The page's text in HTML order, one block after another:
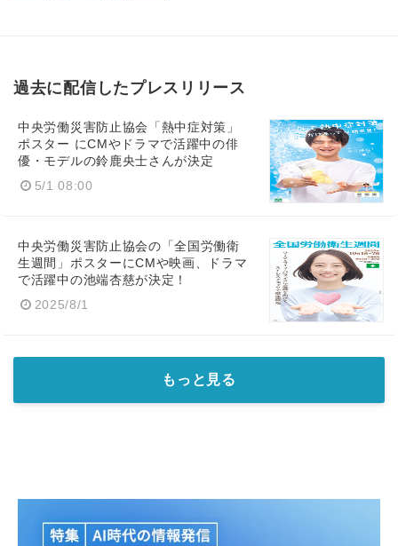
過去に配信したプレスリリース
中央労働災害防止協会「熱中症対策」
ポスター にCMやドラマで活躍中の俳
優・モデルの鈴鹿央士さんが決定
5/1 08:00
中央労働災害防止協会の「全国労働衛
生週間」ポスターにCMや映画、ドラマ
で活躍中の池端杏慈が決定！
2025/8/1
もっと見る